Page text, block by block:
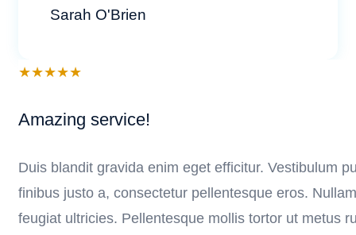
Sarah O'Brien
★★★★★
Amazing service!
Duis blandit gravida enim eget efficitur. Vestibulum
finibus justo a, consectetur pellentesque eros.
feugiat ultricies. Pellentesque mollis tortor ut metus